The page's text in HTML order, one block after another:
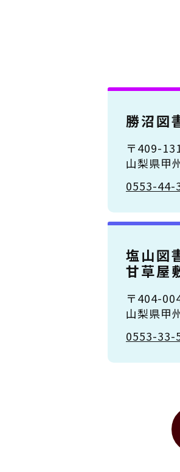
勝沼図
〒409-
山梨県甲
0553-44-
塩山図
甘草屋
〒404-
山梨県甲
0553-33-